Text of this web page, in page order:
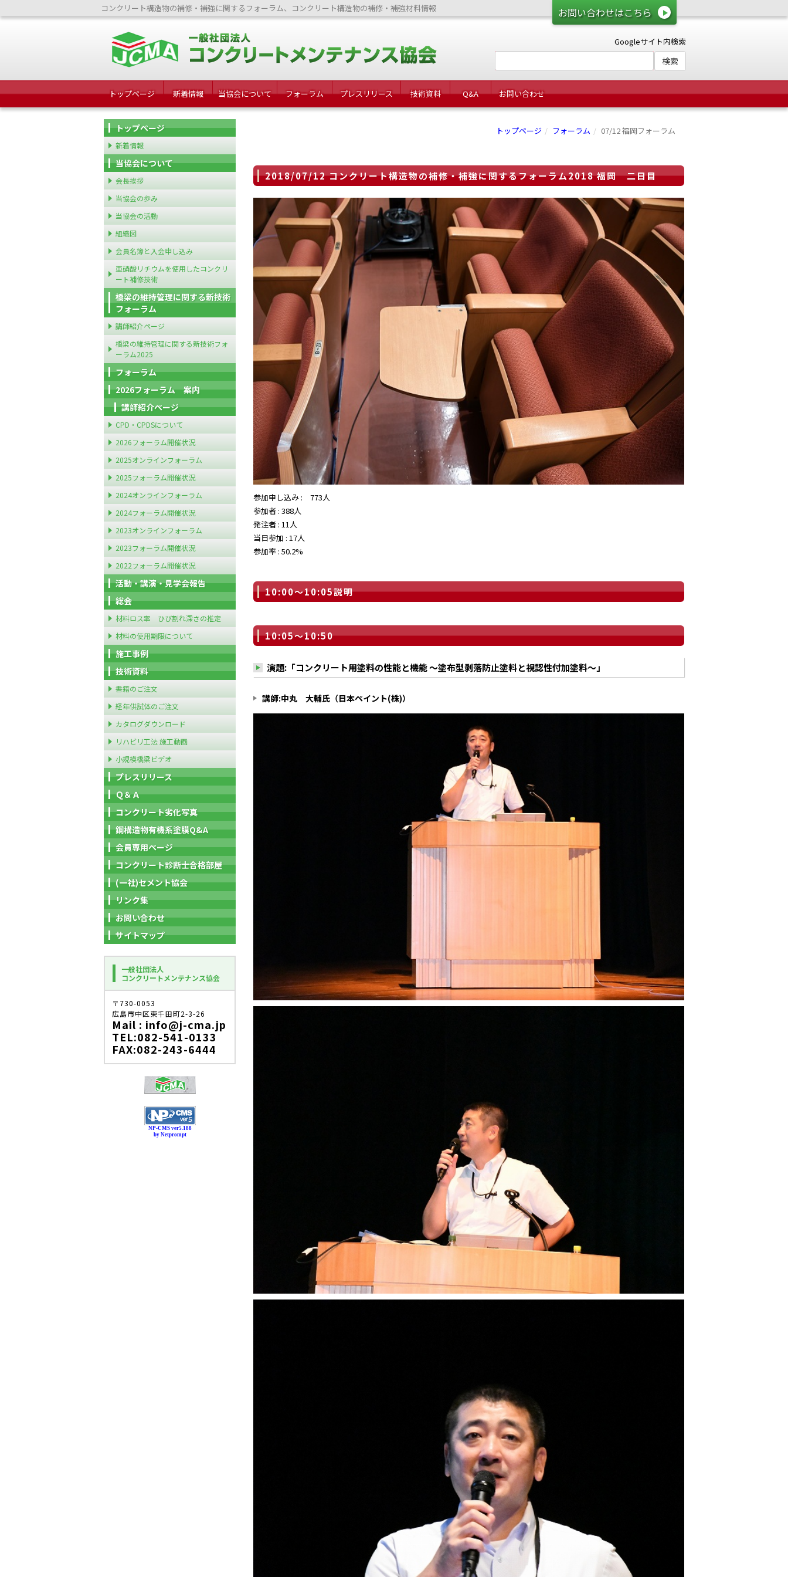
お問い合わせはこちら
コンクリート構造物の補修・補強に関するフォーラム、コンクリート構造物の補修・補強材料情報
Googleサイト内検索
トップページ 新着情報 当協会について フォーラム プレスリリース 技術資料 Q&A お問い合わせ
トップページ フォーラム 07/12 福岡フォーラム
2018/07/12 コンクリート構造物の補修・補強に関するフォーラム2018 福岡 二日目
参加申し込み : 773人
参加者 : 388人
発注者 : 11人
当日参加 : 17人
参加率 : 50.2%
10:00～10:05説明
10:05～10:50
演題:「コンクリート用塗料の性能と機能 ～塗布型剥落防止塗料と視認性付加塗料～」
講師:中丸 大輔氏（日本ペイント(株)）
トップページ
新着情報
当協会について
会長挨拶
当協会の歩み
当協会の活動
組織図
会員名簿と入会申し込み
亜硝酸リチウムを使用したコンクリ
ート補修技術
橋梁の維持管理に関する新技術
フォーラム
講師紹介ページ
橋梁の維持管理に関する新技術フォ
ーラム2025
フォーラム
2026フォーラム 案内
講師紹介ページ
CPD・CPDSについて
2026フォーラム開催状況
2025オンラインフォーラム
2025フォーラム開催状況
2024オンラインフォーラム
2024フォーラム開催状況
2023オンラインフォーラム
2023フォーラム開催状況
2022フォーラム開催状況
活動・講演・見学会報告
総会
材料ロス率 ひび割れ深さの推定
材料の使用期限について
施工事例
技術資料
書籍のご注文
経年供試体のご注文
カタログダウンロード
リハビリ工法 施工動画
小規模橋梁ビデオ
プレスリリース
Ｑ＆Ａ
コンクリート劣化写真
鋼構造物有機系塗膜Q&A
会員専用ページ
コンクリート診断士合格部屋
(一社)セメント協会
リンク集
お問い合わせ
サイトマップ
一般社団法人
コンクリートメンテナンス協会
〒730-0053
広島市中区東千田町2-3-26
Mail : info@j-cma.jp
TEL:082-541-0133
FAX:082-243-6444
NP-CMS ver5.188
by Netprompt